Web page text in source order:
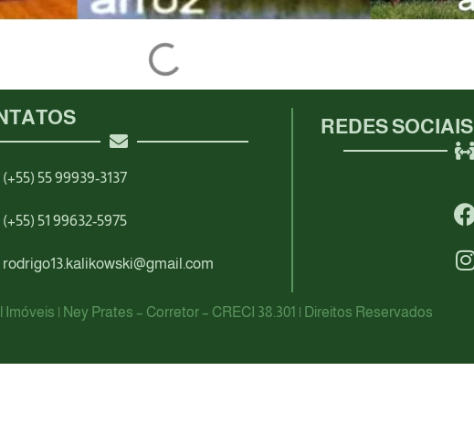
(+55) 55 99939-3137
(+55) 51 99632-5975
rodrigo13.kalikowski@gmail.com
REDES SOCIAIS
| Ney Prates – Corretor – CRECI 38.301 | Direitos Reservados